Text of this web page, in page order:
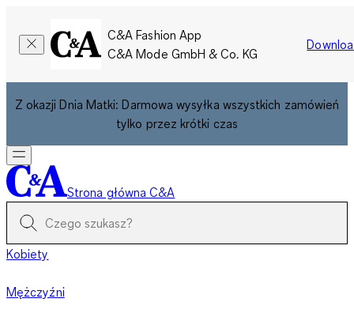
C&A Fashion App
C&A Mode GmbH & Co. KG
Z okazji Dnia Matki: Darmowa wysyłka wszystkich zamówień
tylko przez krótki czas
Strona główna C&A
Kobiety
Mężczyźni